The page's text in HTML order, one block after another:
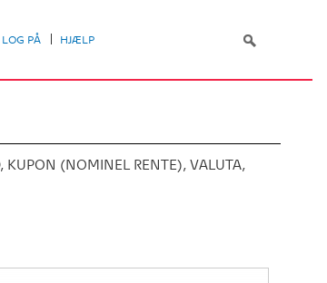
LOG PÅ HJÆLP
KUPON (NOMINEL RENTE), VALUTA,